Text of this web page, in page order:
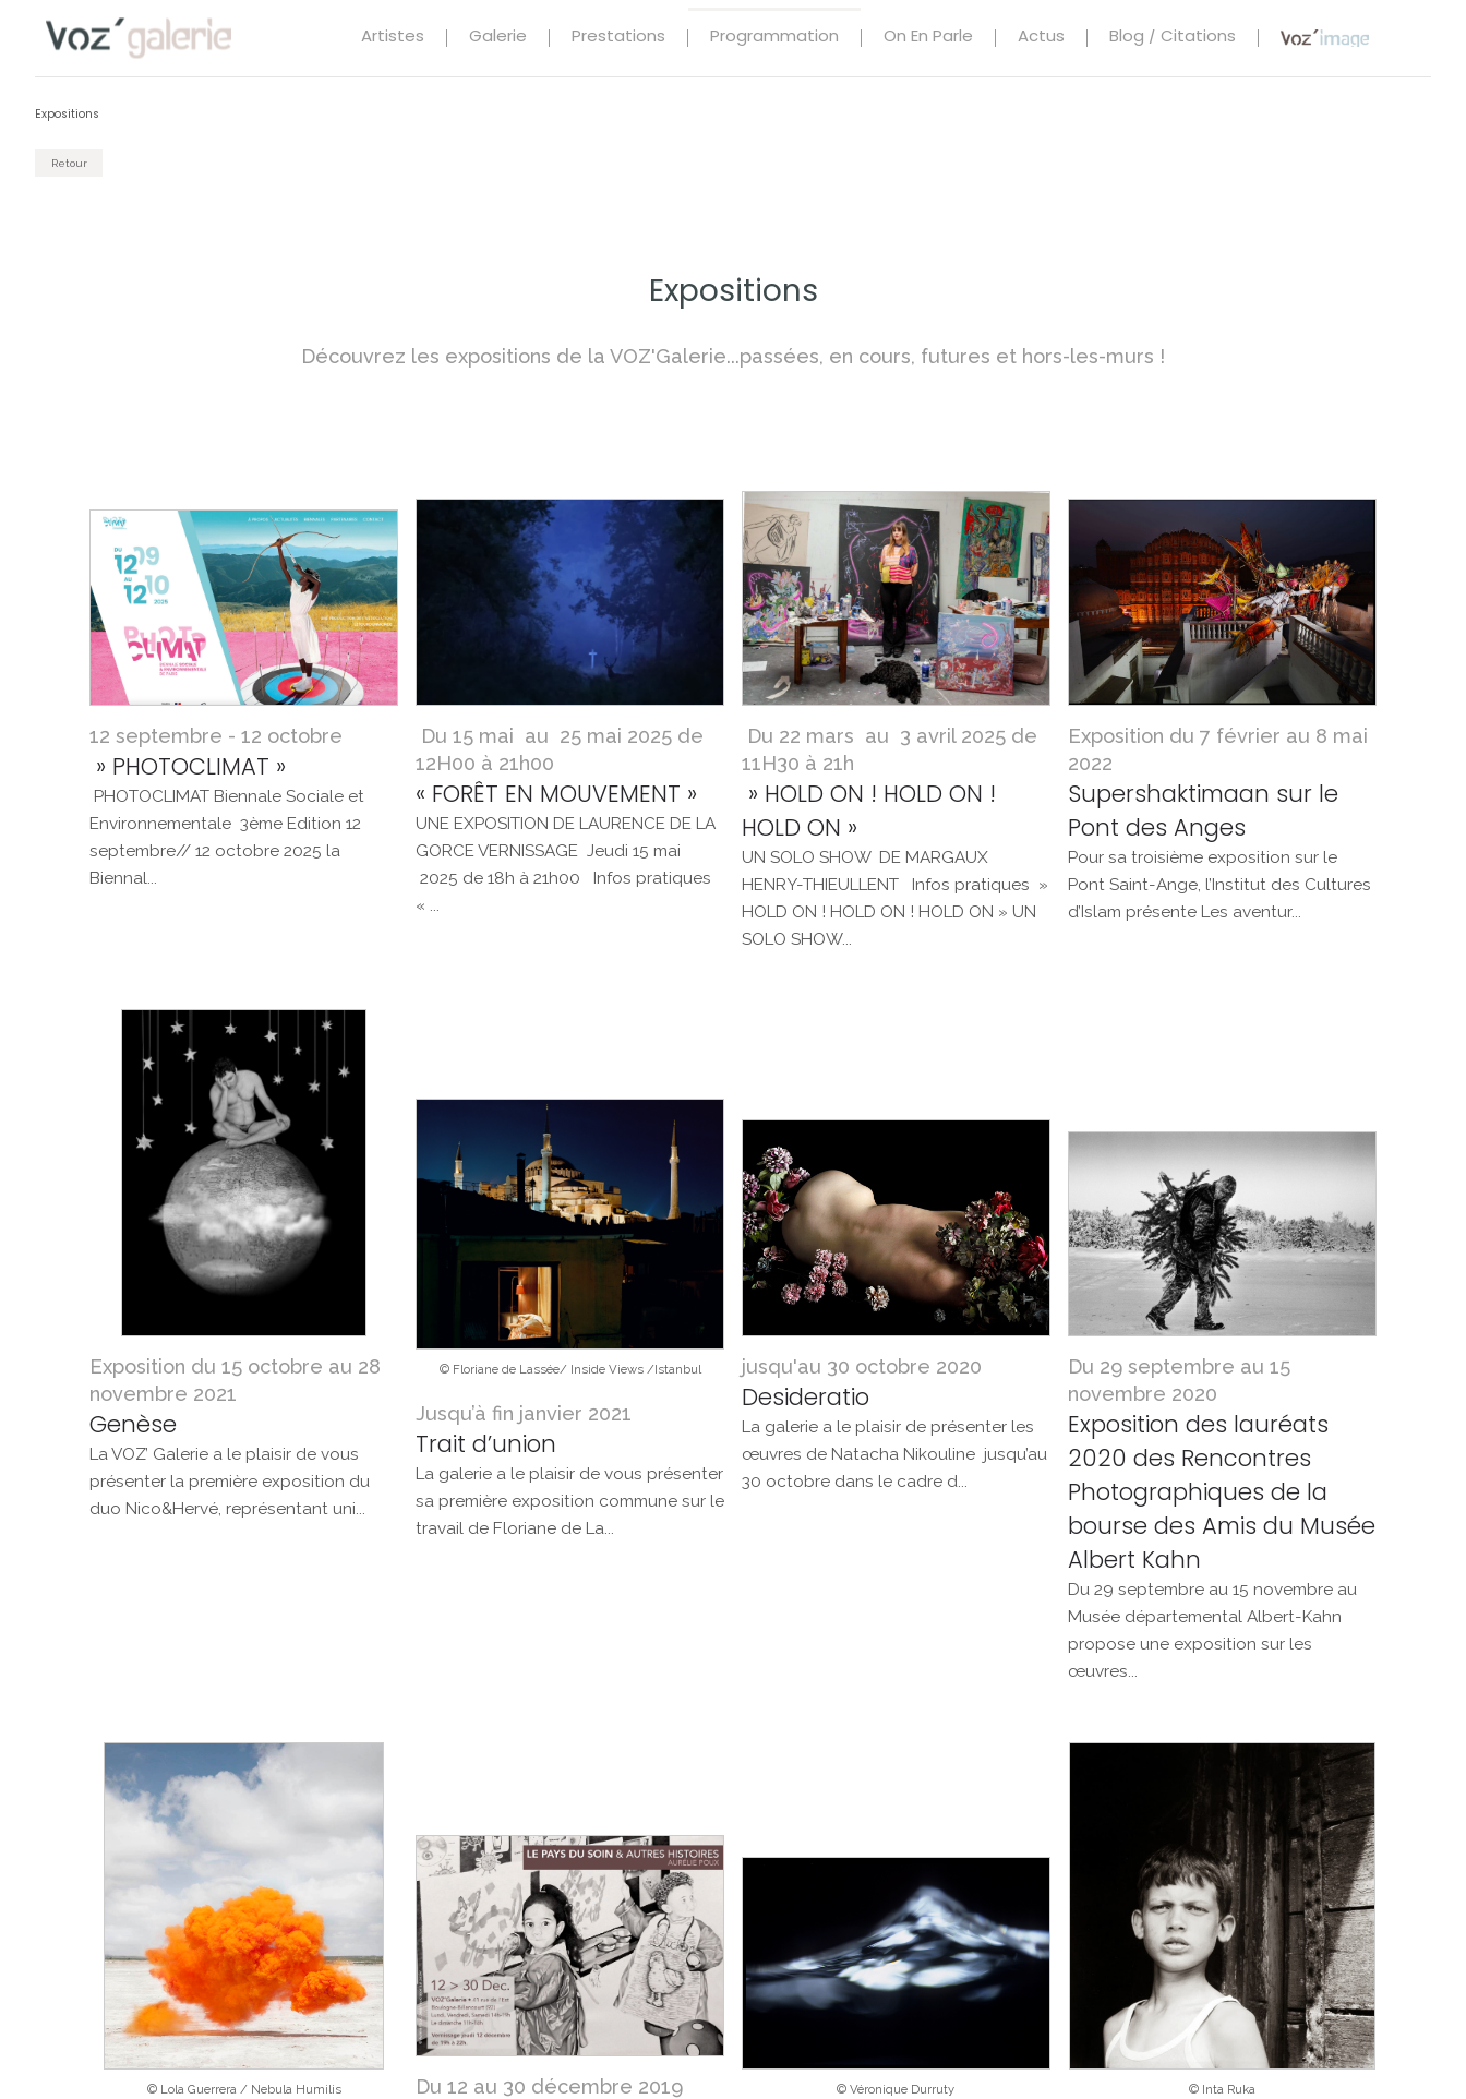
Artistes Galerie Prestations Programmation On En Parle Actus Blog / Citations
Expositions
Retour
Expositions
Découvrez les expositions de la VOZ'Galerie...passées, en cours, futures et hors-les-murs !
12 septembre - 12 octobre
» PHOTOCLIMAT »
PHOTOCLIMAT Biennale Sociale et
Environnementale 3ème Edition 12
septembre// 12 octobre 2025 la
Biennal...
Du 15 mai au 25 mai 2025 de
12H00 à 21h00
« FORÊT EN MOUVEMENT »
UNE EXPOSITION DE LAURENCE DE LA
GORCE VERNISSAGE Jeudi 15 mai
2025 de 18h à 21h00 Infos pratiques
« ...
Du 22 mars au 3 avril 2025 de
11H30 à 21h
» HOLD ON ! HOLD ON !
HOLD ON »
UN SOLO SHOW DE MARGAUX
HENRY-THIEULLENT Infos pratiques »
HOLD ON ! HOLD ON ! HOLD ON » UN
SOLO SHOW...
Exposition du 7 février au 8 mai
2022
Supershaktimaan sur le
Pont des Anges
Pour sa troisième exposition sur le
Pont Saint-Ange, l’Institut des Cultures
d’Islam présente Les aventur...
Exposition du 15 octobre au 28
novembre 2021
Genèse
La VOZ’ Galerie a le plaisir de vous
présenter la première exposition du
duo Nico&Hervé, représentant uni...
© Floriane de Lassée/ Inside Views /Istanbul
Jusqu’à fin janvier 2021
Trait d’union
La galerie a le plaisir de vous présenter
sa première exposition commune sur le
travail de Floriane de La...
jusqu'au 30 octobre 2020
Desideratio
La galerie a le plaisir de présenter les
œuvres de Natacha Nikouline jusqu’au
30 octobre dans le cadre d...
Du 29 septembre au 15
novembre 2020
Exposition des lauréats
2020 des Rencontres
Photographiques de la
bourse des Amis du Musée
Albert Kahn
Du 29 septembre au 15 novembre au
Musée départemental Albert-Kahn
propose une exposition sur les
œuvres...
© Lola Guerrera / Nebula Humilis Du 12 au 30 décembre 2019 © Véronique Durruty © Inta Ruka